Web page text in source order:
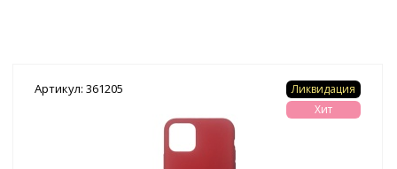
Артикул: 361205
Ликвидация
Хит